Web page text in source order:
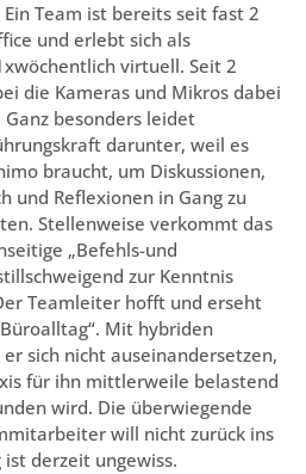
Ein Team ist bereits seit fast 2
und erlebt sich als
virtuell. Seit 2
die Kameras und Mikros dabei
besonders leidet
darunter, weil es
braucht, um Diskussionen,
und Reflexionen in Gang zu
Stellenweise verkommt das
„Befehls-und
zur Kenntnis
Teamleiter hofft und erseht
Mit hybriden
sich nicht auseinandersetzen,
für ihn mittlerweile belastend
wird. Die überwiegende
will nicht zurück ins
ist derzeit ungewiss.